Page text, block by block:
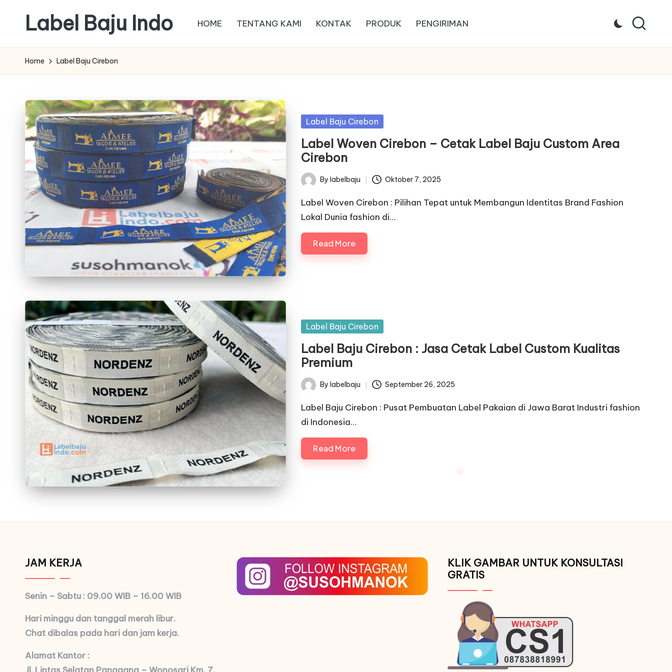
content
Label Baju Indo HOME TENTANG KAMI KONTAK PRODUK PENGIRIMAN
Home Label Baju Cirebon
Posted
Label Baju Cirebon
Label Woven Cirebon – Cetak Label Baju Custom Area
Cirebon
Posted
by
Bylabelbaju Oktober 7, 2025
Label Woven Cirebon : Pilihan Tepat untuk Membangun Identitas Brand Fashion
Lokal Dunia fashion di…
Read More
Posted
Label Baju Cirebon
Label Baju Cirebon : Jasa Cetak Label Custom Kualitas
Premium
Posted
by
By labelbaju September 26, 2025
Label Baju Cirebon : Pusat Pembuatan Label Pakaian di Jawa Barat Industri fashion
di Indonesia…
Read More
JAM KERJA
Senin – Sabtu : 09.00 WIB – 16.00 WIB
Hari minggu dan tanggal merah libur.
Chat dibalas pada hari dan jam kerja.
Alamat Kantor :
KLIK GAMBAR UNTUK KONSULTASI
GRATIS